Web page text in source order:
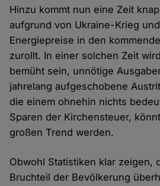
Hinzu kommt nun eine Zeit
aufgrund von Ukraine-Krieg
Energiepreise in den
zurollt. In einer solchen Zeit
bemüht sein, unnötige
jahrelang aufgeschobene
die einem ohnehin nichts
Sparen der Kirchensteuer,
großen Trend werden.
Obwohl Statistiken klar zeigen,
Bruchteil der Bevölkerung